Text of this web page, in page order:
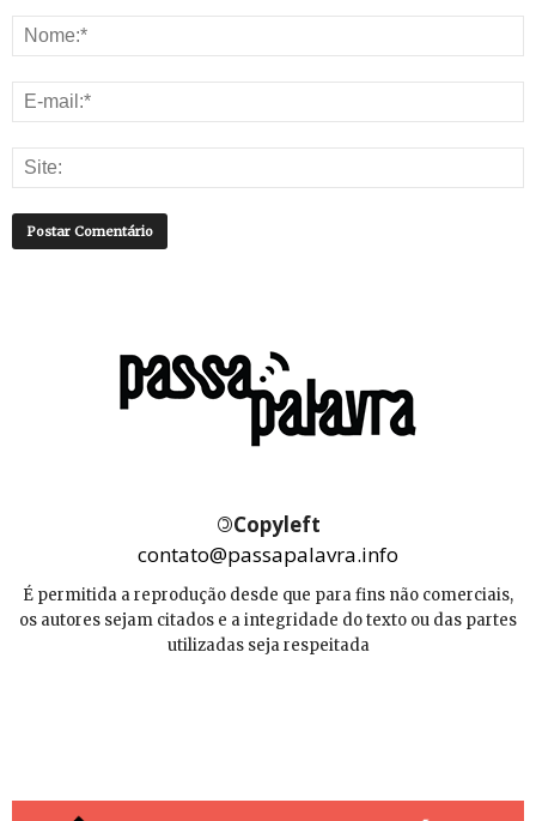
©Copyleft
contato@passapalavra.info
É permitida a reprodução desde que para fins não comerciais,
os autores sejam citados e a integridade do texto ou das partes
utilizadas seja respeitada